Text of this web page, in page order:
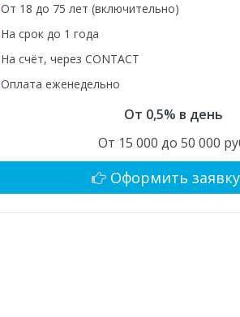
От 18 до 75 лет (включительно)
На срок до 1 года
На счёт, через CONTACT
Оплата еженедельно
От 0,5% в день
От 15 000 до 50 000
Оформить заявку